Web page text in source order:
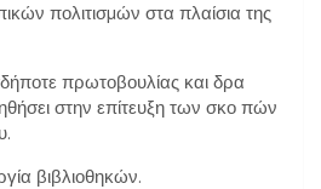
πολιτισµών στα πλαίσια της
πρωτοβουλίας και δρα
στην επίτευξη των σκο πών
βιβλιοθηκών.